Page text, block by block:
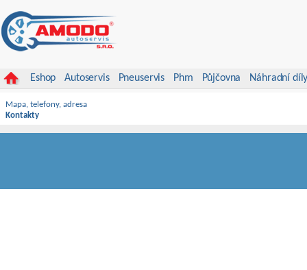
Eshop Autoservis Pneuservis Phm Půjčovna Náhradní
Mapa, telefony, adresa
Kontakty